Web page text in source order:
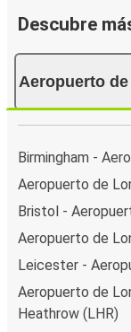
Descubre
Aeropuerto
Birmingham -
Aeropuerto de
Bristol -
Aeropuerto de
Leicester -
Aeropuerto de
Heathrow (LHR)